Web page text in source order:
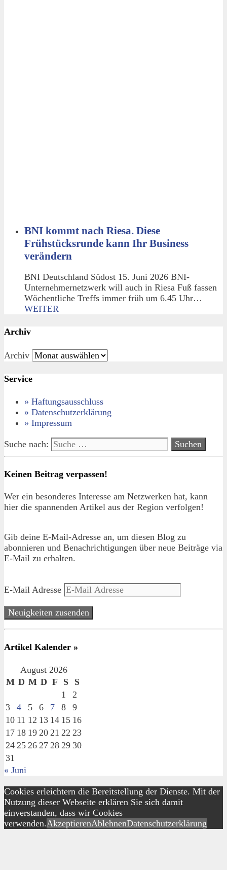
BNI kommt nach Riesa. Diese
Frühstücksrunde kann Ihr Business
verändern
BNI Deutschland Südost 15. Juni 2026 BNI-
Unternehmernetzwerk will auch in Riesa Fuß fassen
Wöchentliche Treffs immer früh um 6.45 Uhr…
WEITER
Archiv
Archiv
Service
» Haftungsausschluss
» Datenschutzerklärung
» Impressum
Suche nach:
Keinen Beitrag verpassen!
Wer ein besonderes Interesse am Netzwerken hat, kann
hier die spannenden Artikel aus der Region verfolgen!
Gib deine E-Mail-Adresse an, um diesen Blog zu
abonnieren und Benachrichtigungen über neue Beiträge via
E-Mail zu erhalten.
E-Mail Adresse
Neuigkeiten zusenden
Artikel Kalender »
August 2026
M D M D F S
S
1
2
3
4 5 6 7 8
9
10 11 12 13 14 15 16
17 18 19 20 21 22 23
24 25 26 27 28 29 30
31
« Juni
Cookies erleichtern die Bereitstellung der Dienste. Mit der
Nutzung dieser Webseite erklären Sie sich damit
einverstanden, dass wir Cookies
verwenden.AkzeptierenAblehnenDatenschutzerklärung